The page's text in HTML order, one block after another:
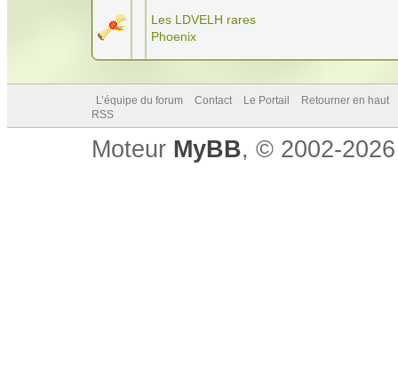
Les LDVELH rares
Phoenix
L’équipe du forum Contact Le Portail
Retourner en haut
RSS
Moteur MyBB, © 2002-